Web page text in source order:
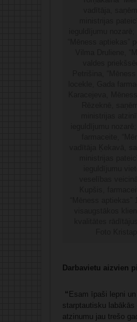
Darbavietu aizvien
“ Esam īpaši lepni
starptautisku labākās
atzinumu jau trešo